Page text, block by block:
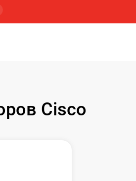
Cisco